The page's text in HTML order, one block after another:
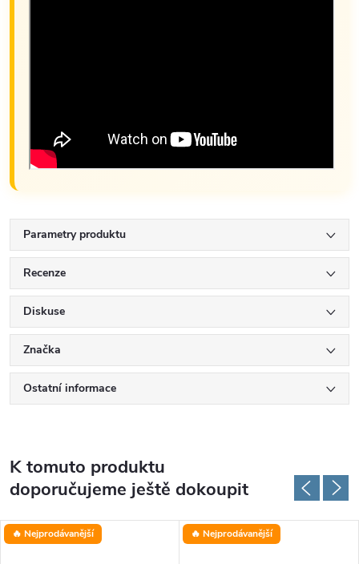
Parametry produktu
Recenze
Diskuse
Značka
Ostatní informace
K tomuto produktu
doporučujeme ještě dokoupit
🔥 Nejprodávanější 🔥 Nejprodávanější